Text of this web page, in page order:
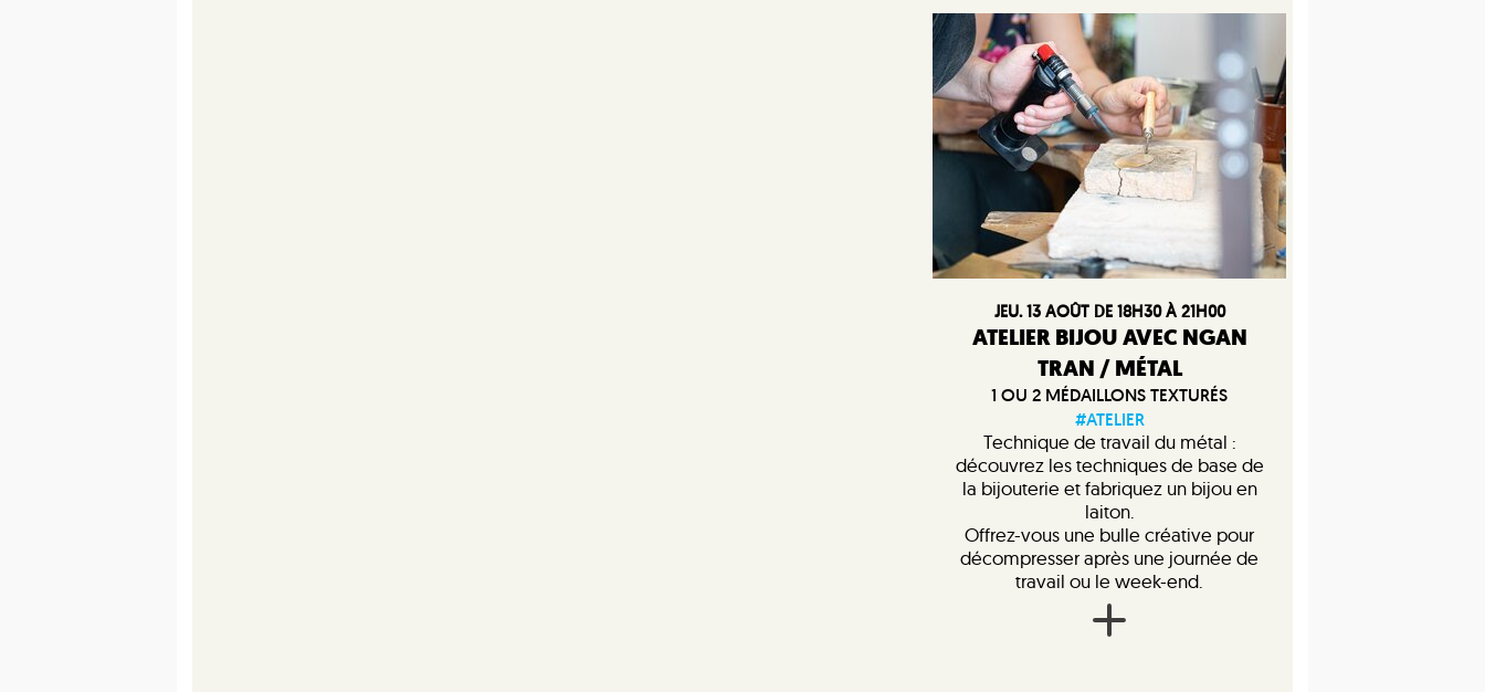
JEU. 13 AOÛT DE 18H30 À 21H00
ATELIER BIJOU AVEC NGAN
TRAN / MÉTAL
1 OU 2 MÉDAILLONS TEXTURÉS
#ATELIER
Technique de travail du métal :
découvrez les techniques de base de
la bijouterie et fabriquez un bijou en
laiton.
Offrez-vous une bulle créative pour
décompresser après une journée de
travail ou le week-end.